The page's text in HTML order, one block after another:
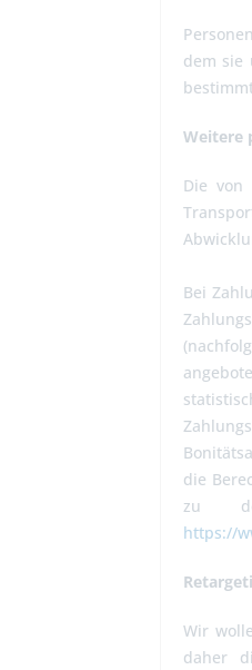
dem sie
Weitere
Die von
Bei
die
zu
https://
Wir
daher